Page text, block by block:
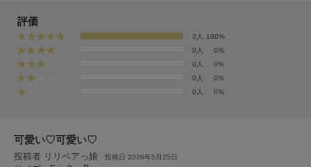
ETRÉ TOKYO
エトレトウキョウ
ey
アイ
FRAY I.D
評価
2人
100%
0人
0%
0人
0%
0人
0%
0人
0%
可愛い♡可愛い♡
投稿者 リリベアっ娘 投稿日 2026年5月25日